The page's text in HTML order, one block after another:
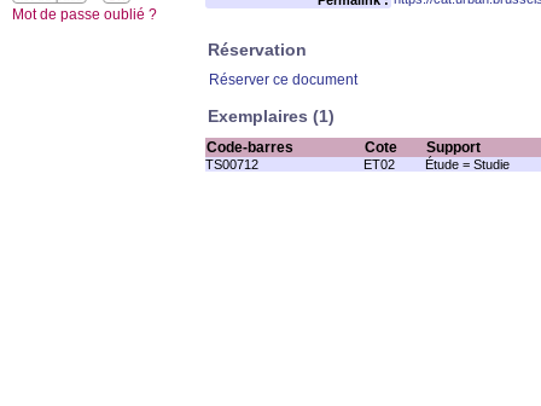
Réservation
Réserver ce document
Exemplaires (1)
Code-barres Cote Support
TS00712 ET02 Étude = Studie
Mot de passe oublié ?